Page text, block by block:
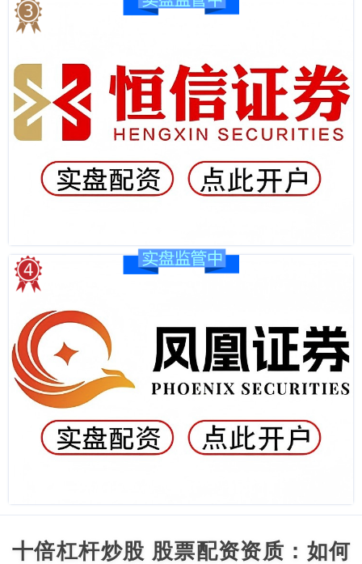
十倍杠杆炒股 股票配资资质：如何